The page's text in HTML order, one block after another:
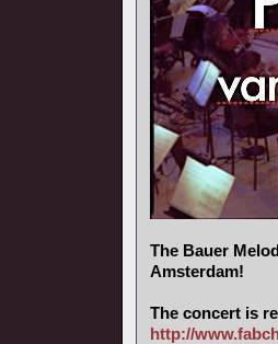
The Bauer
Amsterdam!
The concert is
http://